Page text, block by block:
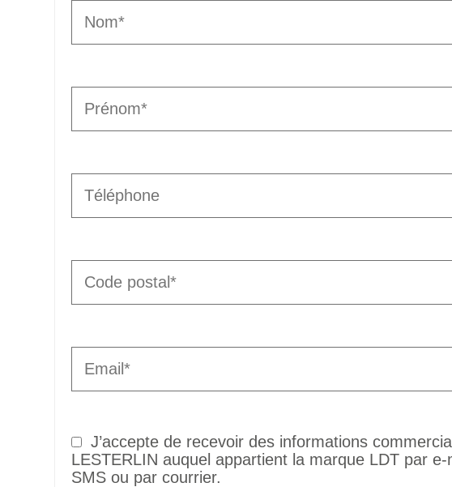
J’accepte de recevoir des informations
LESTERLIN auquel appartient la marque LDT par
SMS ou par courrier.